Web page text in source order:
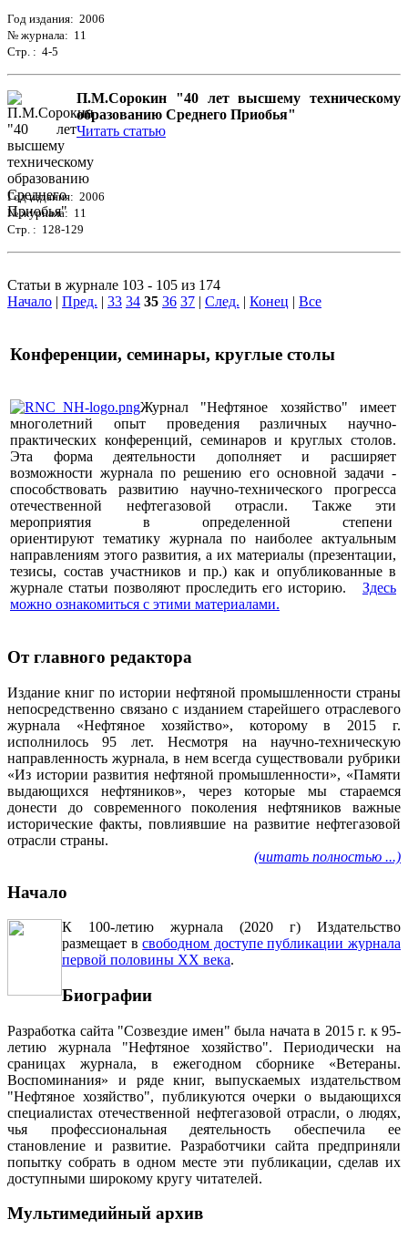
Год издания: 2006
№ журнала: 11
Стр. : 4-5
П.М.Сорокин "40 лет высшему техническому
образованию Среднего Приобья"
Читать статью
Год издания: 2006
№ журнала: 11
Стр. : 128-129
Статьи в журнале 103 - 105 из 174
Начало | Пред. | 33 34 35 36 37 | След. | Конец | Все
Конференции, семинары, круглые столы
Журнал "Нефтяное хозяйство" имеет
многолетний опыт проведения различных научно-
практических конференций, семинаров и круглых столов.
Эта форма деятельности дополняет и расширяет
возможности журнала по решению его основной задачи -
способствовать развитию научно-технического прогресса
отечественной нефтегазовой отрасли. Также эти
мероприятия в определенной степени
ориентируют тематику журнала по наиболее актуальным
направлениям этого развития, а их материалы (презентации,
тезисы, состав участников и пр.) как и опубликованные в
журнале статьи позволяют проследить его историю. Здесь
можно ознакомиться с этими материалами.
От главного редактора
Издание книг по истории нефтяной промышленности страны
непосредственно связано с изданием старейшего отраслевого
журнала «Нефтяное хозяйство», которому в 2015 г.
исполнилось 95 лет. Несмотря на научно-техническую
направленность журнала, в нем всегда существовали рубрики
«Из истории развития нефтяной промышленности», «Памяти
выдающихся нефтяников», через которые мы стараемся
донести до современного поколения нефтяников важные
исторические факты, повлиявшие на развитие нефтегазовой
отрасли страны.
(читать полностью ...)
Начало
К 100-летию журнала (2020 г) Издательство
размещает всвободном доступе публикации журнала
первой половины ХХ века.
Биографии
Разработка сайта "Созвездие имен" была начата в 2015 г. к 95-
летию журнала "Нефтяное хозяйство". Периодически на
сраницах журнала, в ежегодном сборнике «Ветераны.
Воспоминания» и ряде книг, выпускаемых издательством
"Нефтяное хозяйство", публикуются очерки о выдающихся
специалистах отечественной нефтегазовой отрасли, о людях,
чья профессиональная деятельность обеспечила ее
становление и развитие. Разработчики сайта предприняли
попытку собрать в одном месте эти публикации, сделав их
доступными широкому кругу читателей.
Мультимедийный архив